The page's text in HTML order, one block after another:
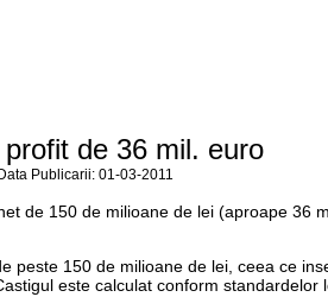
de 36 mil. euro
Publicarii: 01-03-2011
de 150 de milioane de lei (aproape 36
150 de milioane de lei, ceea ce
este calculat conform